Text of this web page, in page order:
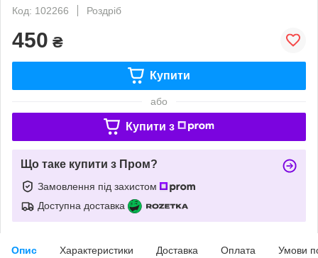
Код: 102266
Роздріб
450 ₴
Купити
або
Купити з
Що таке купити з Пром?
Замовлення під захистом
Доступна доставка
Опис Характеристики Доставка Оплата Умови